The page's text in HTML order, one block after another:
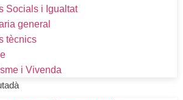
Socials i Igualtat
general
tècnics
i Vivenda